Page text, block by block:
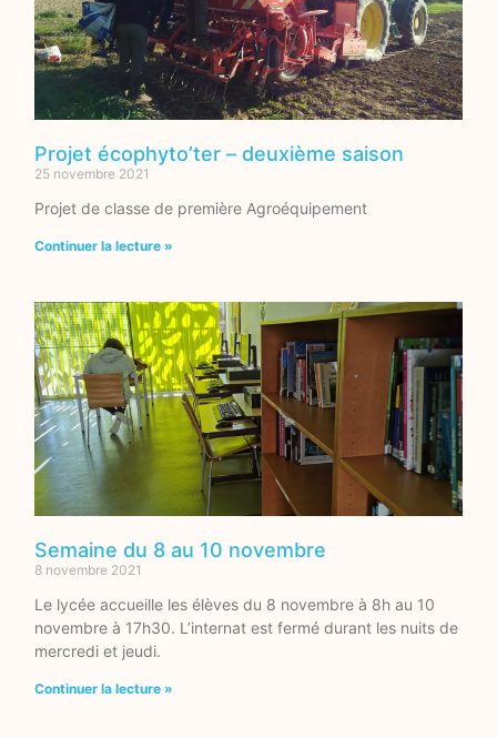
Projet écophyto’ter – deuxième saison
25 novembre 2021
Projet de classe de première Agroéquipement
Continuer la lecture »
Semaine du 8 au 10 novembre
8 novembre 2021
Le lycée accueille les élèves du 8 novembre à 8h au 10
novembre à 17h30. L’internat est fermé durant les nuits de
mercredi et jeudi.
Continuer la lecture »